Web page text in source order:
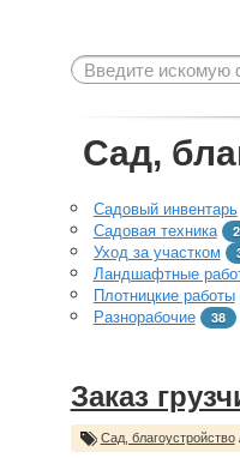
Сад,
Садовый инвентарь
Садовая техника
Уход за участком
Ландшафтные
Плотницкие работы
Разнорабочие 38
Заказ
Сад, благоустройство